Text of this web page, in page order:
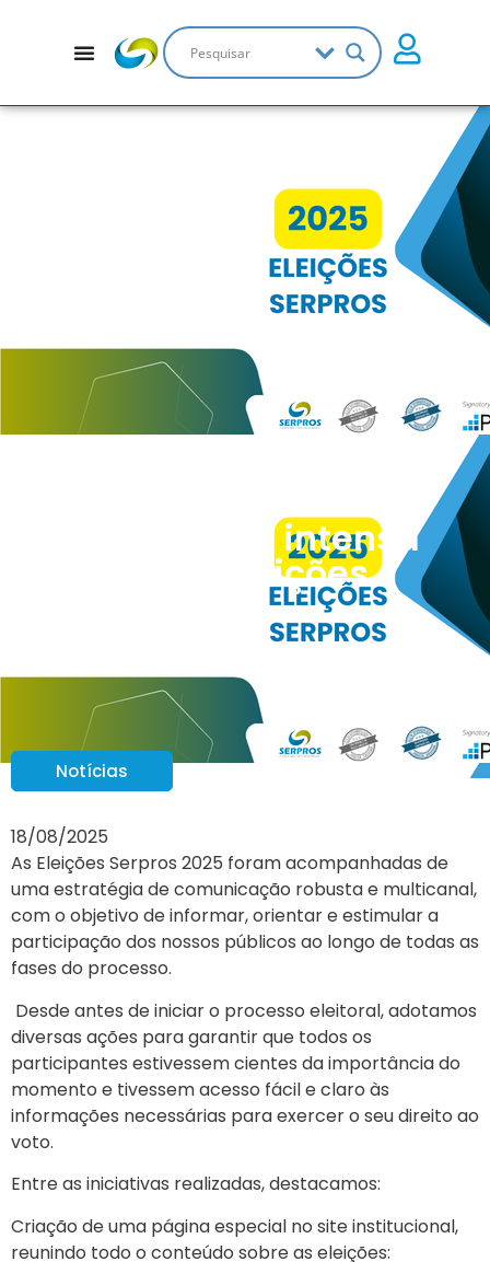
Comunicação intensa
marcou as Eleições
Notícias
18/08/2025
As Eleições Serpros 2025 foram acompanhadas de
uma estratégia de comunicação robusta e multicanal,
com o objetivo de informar, orientar e estimular a
participação dos nossos públicos ao longo de todas as
fases do processo.
Desde antes de iniciar o processo eleitoral, adotamos
diversas ações para garantir que todos os
participantes estivessem cientes da importância do
momento e tivessem acesso fácil e claro às
informações necessárias para exercer o seu direito ao
voto.
Entre as iniciativas realizadas, destacamos:
Criação de uma página especial no site institucional,
reunindo todo o conteúdo sobre as eleições: